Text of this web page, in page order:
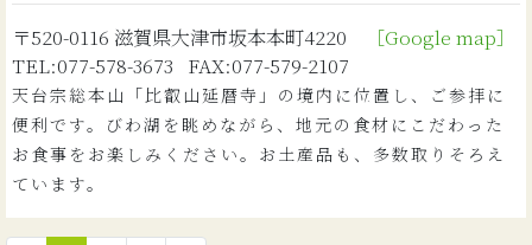
〒520-0116 滋賀県大津市坂本本町4220
［Google map］
TEL:077-578-3673 FAX:077-579-2107
天台宗総本山「比叡山延暦寺」の境内に位置し、ご参拝に
便利です。びわ湖を眺めながら、地元の食材にこだわった
お食事をお楽しみください。お土産品も、多数取りそろえ
ています。